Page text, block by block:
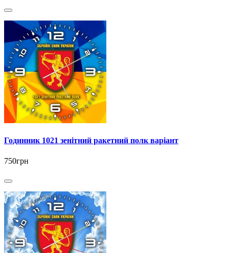
Годинник 1021 зенітний ракетний полк варіант
750грн